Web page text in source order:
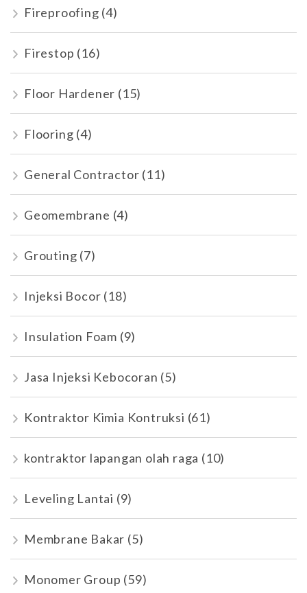
Fireproofing (4)
Firestop (16)
Floor Hardener (15)
Flooring (4)
General Contractor (11)
Geomembrane (4)
Grouting (7)
Injeksi Bocor (18)
Insulation Foam (9)
Jasa Injeksi Kebocoran (5)
Kontraktor Kimia Kontruksi (61)
kontraktor lapangan olah raga (10)
Leveling Lantai (9)
Membrane Bakar (5)
Monomer Group (59)